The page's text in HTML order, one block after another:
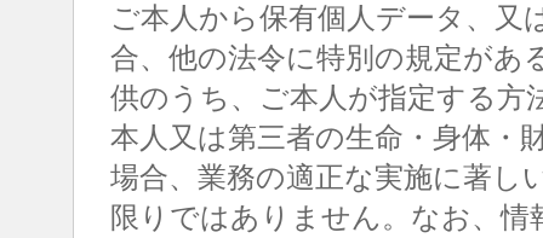
ご本人から保有個人データ、又
合、他の法令に特別の規定があ
供のうち、ご本人が指定する方
本人又は第三者の生命・身体・
場合、業務の適正な実施に著し
限りではありません。なお、